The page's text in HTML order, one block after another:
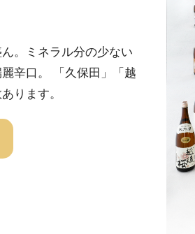
。ミネラル分の少ない
辛口。 「久保田」「越
ります。